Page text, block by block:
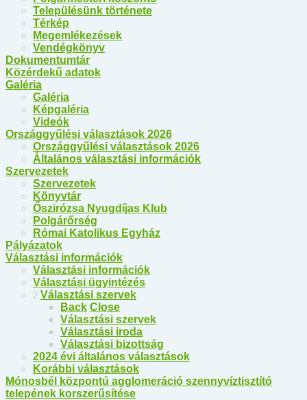
Településünk története
Térkép
Megemlékezések
Vendégkönyv
Dokumentumtár
Közérdekű adatok
Galéria
Galéria
Képgaléria
Videók
Országgyűlési választások 2026
Országgyűlési választások 2026
Általános választási információk
Szervezetek
Szervezetek
Könyvtár
Őszirózsa Nyugdíjas Klub
Polgárőrség
Római Katolikus Egyház
Pályázatok
Választási információk
Választási információk
Választási ügyintézés
2 Választási szervek
Back Close
Választási szervek
Választási iroda
Választási bizottság
2024 évi általános választások
Korábbi választások
Mónosbél központú agglomeráció szennyvíztisztító
telepének korszerűsítése